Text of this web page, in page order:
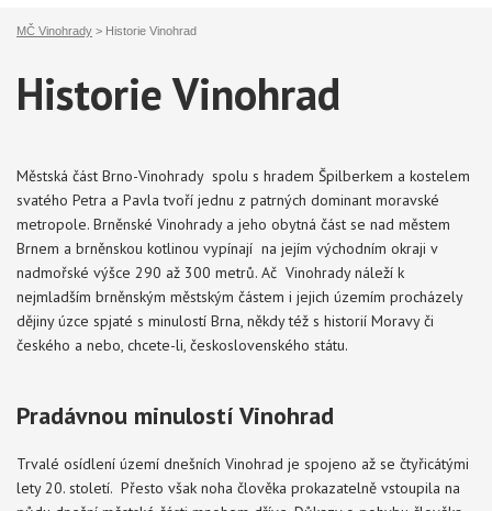
MČ Vinohrady > Historie Vinohrad
Historie Vinohrad
Městská část Brno-Vinohrady spolu s hradem Špilberkem a kostelem
svatého Petra a Pavla tvoří jednu z patrných dominant moravské
metropole. Brněnské Vinohrady a jeho obytná část se nad městem
Brnem a brněnskou kotlinou vypínají na jejím východním okraji v
nadmořské výšce 290 až 300 metrů. Ač Vinohrady náleží k
nejmladším brněnským městským částem i jejich územím procházely
dějiny úzce spjaté s minulostí Brna, někdy též s historií Moravy či
českého a nebo, chcete-li, československého státu.
Pradávnou minulostí Vinohrad
Trvalé osídlení území dnešních Vinohrad je spojeno až se čtyřicátými
lety 20. století. Přesto však noha člověka prokazatelně vstoupila na